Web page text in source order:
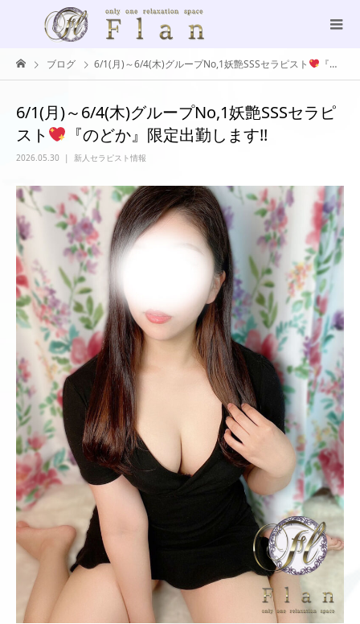
ブログ 6/1(月)～6/4(木)グループNo,1妖艶SSSセラピスト 『のどか』限定出勤します!!
6/1(月)～6/4(木)グループNo,1妖艶SSSセラピ
スト
『のどか』限定出勤します!!
2026.05.30 新人セラピスト情報